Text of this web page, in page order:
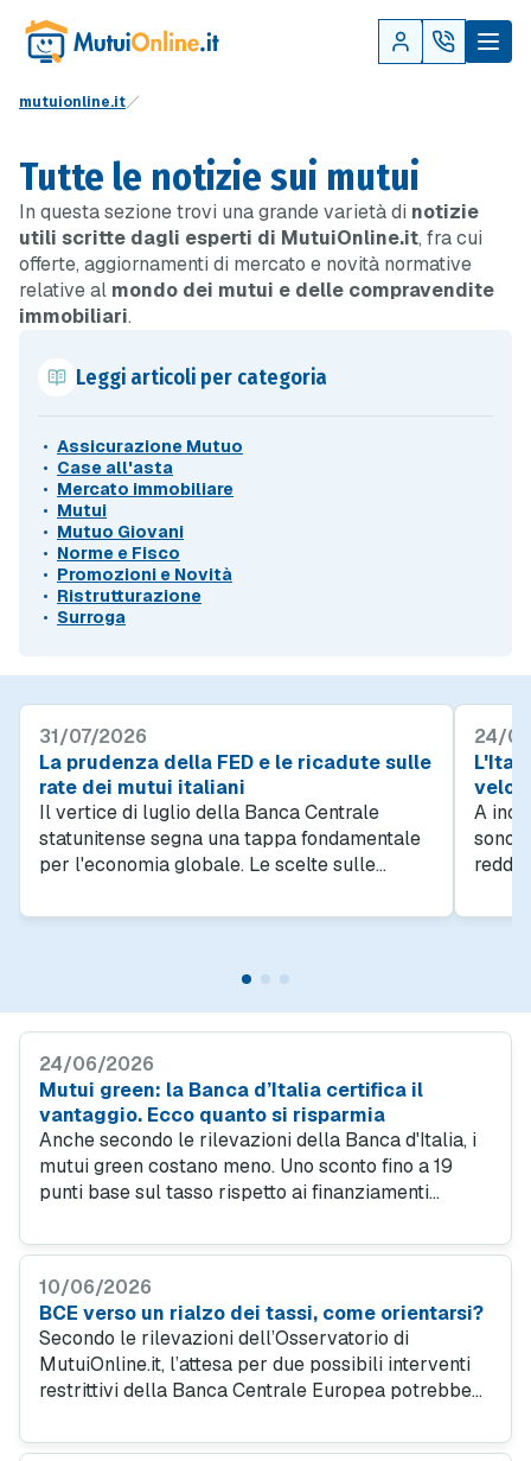
mutuionline.it
Tutte le notizie sui mutui
In questa sezione trovi una grande varietà di notizie
utili scritte dagli esperti di MutuiOnline.it, fra cui
offerte, aggiornamenti di mercato e novità normative
relative al mondo dei mutui e delle compravendite
immobiliari.
Leggi articoli per categoria
Assicurazione Mutuo
Case all'asta
Mercato immobiliare
Mutui
Mutuo Giovani
Norme e Fisco
Promozioni e Novità
Ristrutturazione
Surroga
31/07/2026
La prudenza della FED e le ricadute sulle
rate dei mutui italiani
Il vertice di luglio della Banca Centrale
statunitense segna una tappa fondamentale
per l'economia globale. Le scelte sulle
direttamente i rendimenti dei titoli di Stato e
il futuro dei tassi fissi e variabili in Italia nei
24/
A
sono
della
24/06/2026
Mutui green: la Banca d’Italia certifica il
vantaggio. Ecco quanto si risparmia
Anche secondo le rilevazioni della Banca d'Italia, i
mutui green costano meno. Uno sconto fino a 19
punti base sul tasso rispetto ai finanziamenti
MutuiOnline.it di aprile 2026. Un vantaggio reale,
10/06/2026
BCE verso un rialzo dei tassi, come orientarsi?
Secondo le rilevazioni dell’Osservatorio di
MutuiOnline.it, l’attesa per due possibili interventi
restrittivi della Banca Centrale Europea potrebbe
beneficia chi sceglie l’indicizzazione all’Euribor